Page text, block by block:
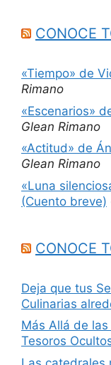
CONOCE
«Tiempo» de
Rimano
«Escenarios»
Glean Rimano
«Actitud» de
Glean Rimano
«Luna
(Cuento breve)
CONOCE
Deja que tus
Culinarias
Más Allá de
Tesoros